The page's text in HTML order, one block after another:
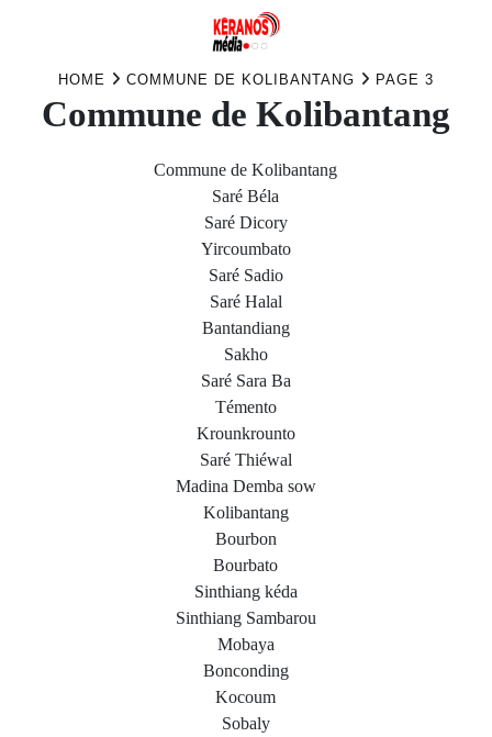
content
HOME COMMUNE DE KOLIBANTANG PAGE 3
Commune de Kolibantang
Commune de Kolibantang
Saré Béla
Saré Dicory
Yircoumbato
Saré Sadio
Saré Halal
Bantandiang
Sakho
Saré Sara Ba
Témento
Krounkrounto
Saré Thiéwal
Madina Demba sow
Kolibantang
Bourbon
Bourbato
Sinthiang kéda
Sinthiang Sambarou
Mobaya
Bonconding
Kocoum
Sobaly